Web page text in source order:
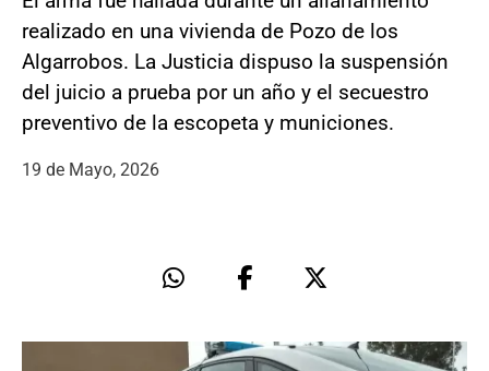
realizado en una vivienda de Pozo de los
Algarrobos. La Justicia dispuso la suspensión
del juicio a prueba por un año y el secuestro
preventivo de la escopeta y municiones.
19 de Mayo, 2026